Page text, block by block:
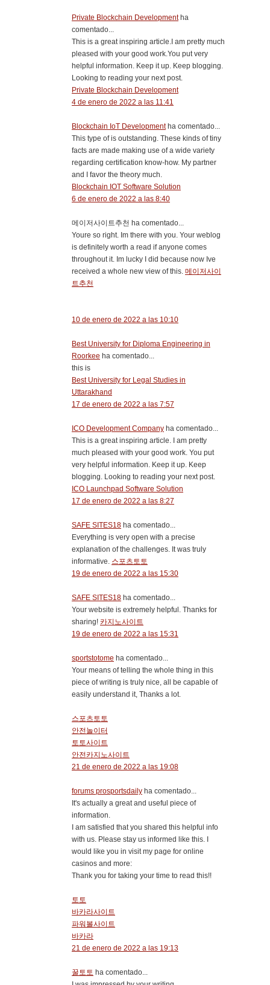
Private Blockchain Developmentha
comentado...
This is a great inspiring article.I am pretty much
pleased with your good work.You put very
helpful information. Keep it up. Keep blogging.
Looking to reading your next post.
Private Blockchain Development
4 de enero de 2022 a las 11:41
Blockchain IoT Developmentha comentado...
This type of is outstanding. These kinds of tiny
facts are made making use of a wide variety
regarding certification know-how. My partner
and I favor the theory much.
Blockchain IOT Software Solution
6 de enero de 2022 a las 8:40
메이저사이트추천 ha comentado...
Youre so right. Im there with you. Your weblog
is definitely worth a read if anyone comes
throughout it. Im lucky I did because now Ive
received a whole new view of this. 메이저사이
트추천
10 de enero de 2022 a las 10:10
Best University for Diploma Engineering in
Roorkee ha comentado...
this is
Best University for Legal Studies in
Uttarakhand
17 de enero de 2022 a las 7:57
ICO Development Company ha comentado...
This is a great inspiring article. I am pretty
much pleased with your good work. You put
very helpful information. Keep it up. Keep
blogging. Looking to reading your next post.
ICO Launchpad Software Solution
17 de enero de 2022 a las 8:27
SAFE SITES18 ha comentado...
Everything is very open with a precise
explanation of the challenges. It was truly
informative. 스포츠토토
19 de enero de 2022 a las 15:30
SAFE SITES18 ha comentado...
Your website is extremely helpful. Thanks for
sharing! 카지노사이트
19 de enero de 2022 a las 15:31
sportstotome ha comentado...
Your means of telling the whole thing in this
piece of writing is truly nice, all be capable of
easily understand it, Thanks a lot.
스포츠토토
안전놀이터
토토사이트
안전카지노사이트
21 de enero de 2022 a las 19:08
forums prosportsdaily ha comentado...
It's actually a great and useful piece of
information.
I am satisfied that you shared this helpful info
with us. Please stay us informed like this. I
would like you in visit my page for online
casinos and more:
Thank you for taking your time to read this!!
토토
바카라사이트
파워볼사이트
바카라
21 de enero de 2022 a las 19:13
꿀토토 ha comentado...